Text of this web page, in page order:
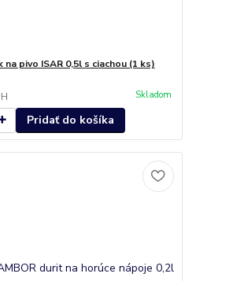
pivo ISAR 0,5l s ciachou (1 ks)
Skladom
Pridať do košíka